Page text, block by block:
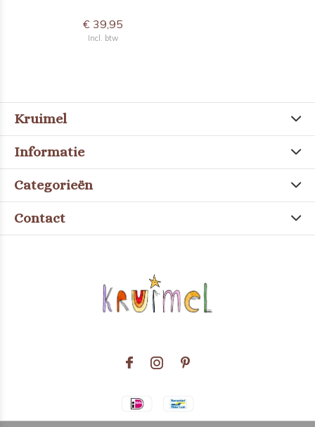
€ 39,95
Incl. btw
Kruimel
Informatie
Categorieën
Contact